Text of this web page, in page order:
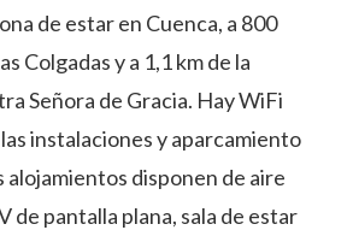
de estar en Cuenca, a 800
Colgadas y a 1,1 km de la
Señora de Gracia. Hay WiFi
instalaciones y aparcamiento
alojamientos disponen de aire
de pantalla plana, sala de estar